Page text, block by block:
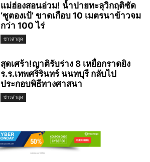
แม่ฮ่องสอนอ่วม! น้ำปายทะลุวิกฤติซัด
‘ซูตองเป้’ ขาดเกือบ 10 เมตรนาข้าวจม
กว่า 100 ไร่
ข่าวล่าสุด
สุดเศร้า!ญาติรับร่าง 8 เหยื่อกราดยิง
ร.ร.เทพศริรินทร์ นนทบุรี กลับไป
ประกอบพิธีทางศาสนา
ข่าวล่าสุด